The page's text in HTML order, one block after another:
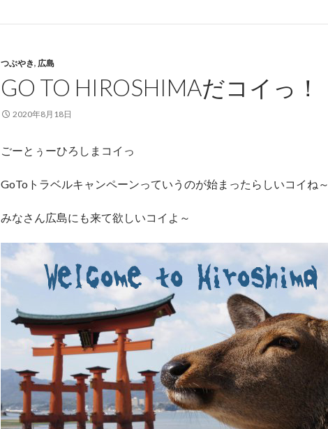
つぶやき, 広島
GO TO HIROSHIMAだコイっ！
2020年8月18日
ごーとぅーひろしまコイっ
GoToトラベルキャンペーンっていうのが始まったらしいコイね～
みなさん広島にも来て欲しいコイよ～